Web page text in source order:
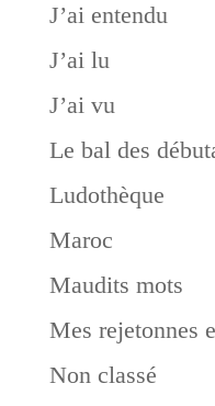
J’ai entendu
J’ai lu
J’ai vu
Le bal des
Ludothèque
Maroc
Maudits mots
Mes rejetonnes
Non classé